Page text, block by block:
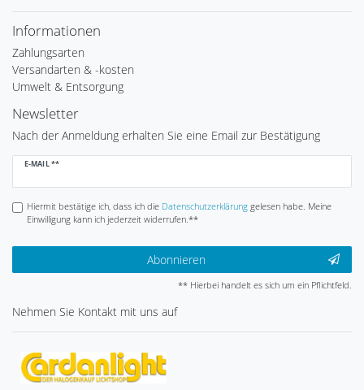
Informationen
Zahlungsarten
Versandarten & -kosten
Umwelt & Entsorgung
Newsletter
Nach der Anmeldung erhalten Sie eine Email zur Bestätigung
E-MAIL **
Newsletter
Hiermit bestätige ich, dass ich die Daten­schutz­erklärunggelesen habe. Meine
Einwilligung kann ich jederzeit widerrufen.**
Abonnieren
** Hierbei handelt es sich um ein Pflichtfeld.
Nehmen Sie Kontakt mit uns auf